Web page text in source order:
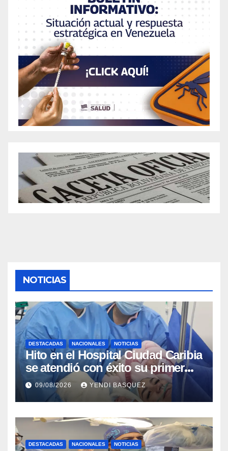
NOTICIAS
DESTACADAS NACIONALES NOTICIAS
Hito en el Hospital Ciudad Caribia
se atendió con éxito su primer
parto gemelar
09/08/2026 YENDI BASQUEZ
DESTACADAS NACIONALES NOTICIAS